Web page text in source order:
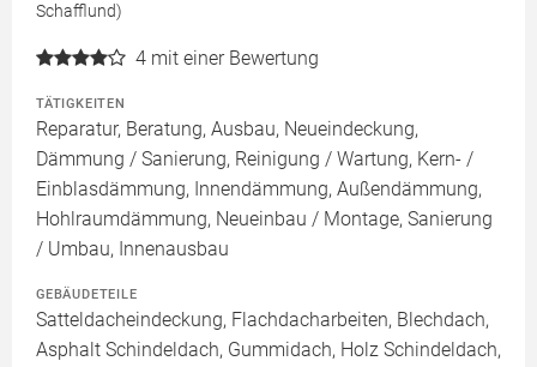
Schafflund)
4 mit einer Bewertung
TÄTIGKEITEN
Reparatur, Beratung, Ausbau, Neueindeckung,
Dämmung / Sanierung, Reinigung / Wartung, Kern- /
Einblasdämmung, Innendämmung, Außendämmung,
Hohlraumdämmung, Neueinbau / Montage, Sanierung
/ Umbau, Innenausbau
GEBÄUDETEILE
Satteldacheindeckung, Flachdacharbeiten, Blechdach,
Asphalt Schindeldach, Gummidach, Holz Schindeldach,